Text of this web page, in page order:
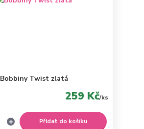
Bobbiny Twist zlatá
259 Kč/ks
Přidat do košíku